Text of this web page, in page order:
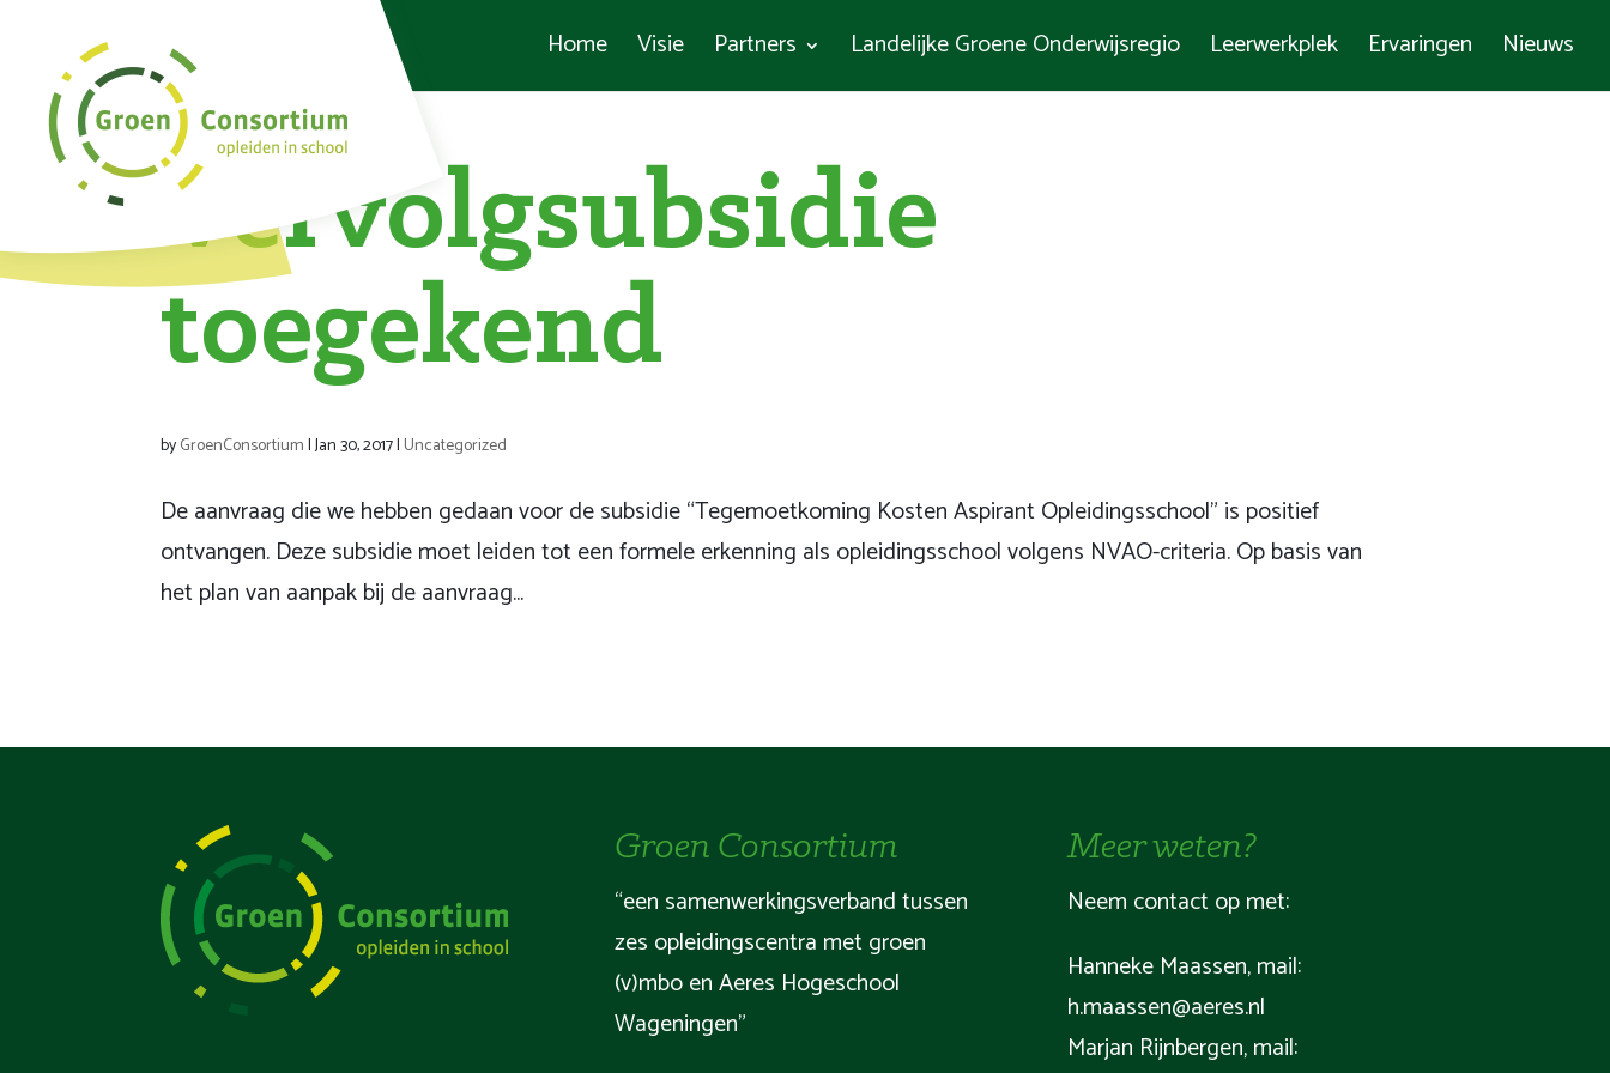
Home Visie Partners Landelijke Groene Onderwijsregio Leerwerkplek Ervaringen Nieuws
Vervolgsubsidie
toegekend
byGroenConsortium|Jan 30, 2017|Uncategorized
De aanvraag die we hebben gedaan voor de subsidie “Tegemoetkoming Kosten Aspirant Opleidingsschool” is positief
ontvangen. Deze subsidie moet leiden tot een formele erkenning als opleidingsschool volgens NVAO-criteria. Op basis van
het plan van aanpak bij de aanvraag...
Groen Consortium
“een samenwerkingsverband tussen
zes opleidingscentra met groen
(v)mbo en Aeres Hogeschool
Wageningen”
Meer weten?
Neem contact op met:
Hanneke Maassen, mail:
h.maassen@aeres.nl
Marjan Rijnbergen, mail: